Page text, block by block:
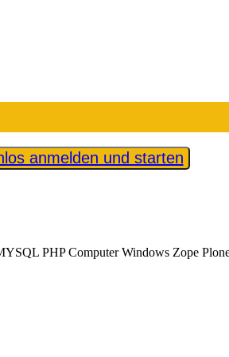
anmelden und starten
PHP Computer Windows Zope